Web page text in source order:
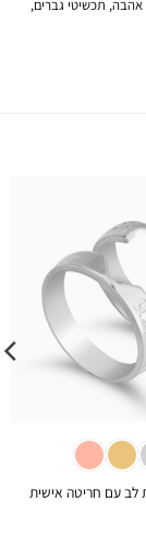
אהבה, תכשיטי גברים,
לב עם חריטה אישית